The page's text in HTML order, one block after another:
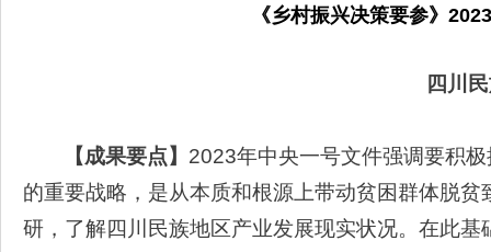
《乡村振兴决策要参》
四川
【成果要点】 2023年中央一号文件强调要积
的重要战略，是从本质和根源上带动贫困群体脱
研，了解四川民族地区产业发展现实状况。在此